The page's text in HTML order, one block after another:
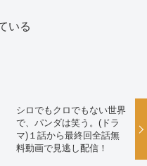
いる
シロでもクロでもない世界
で、パンダは笑う。(ドラ
マ)１話から最終回全話無
料動画で見逃し配信！